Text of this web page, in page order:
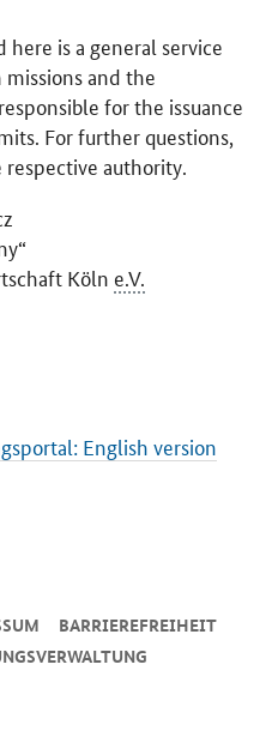
is a general service
and the
for the issuance
For further questions,
authority.
Köln e.V.
: English version
BARRIEREFREIHEIT